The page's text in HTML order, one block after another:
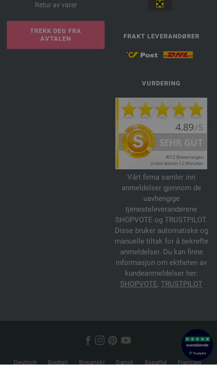
Retur av varer
TREKK DEG FRA
AVTALEN
FRAKT LEVERANDØRER
VURDERING
Vårt firma samler inn
anmeldelser gjennom de
uavhengige
tjenesteleverandørene
SHOPVOTE og TRUSTPILOT.
Disse bruker automatiske og
manuelle tiltak for å bekrefte
anmeldelser. Du kan finne
informasjon om ektheten av
kundeanmeldelser her:
SHOPVOTE, TRUSTPILOT
Deutsch English Bosanski Dansk Español Français